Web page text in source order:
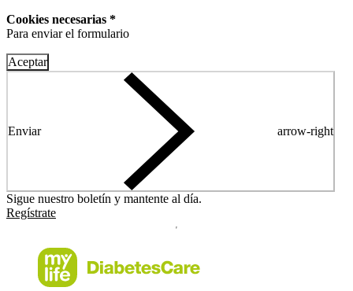
Cookies necesarias *
Para enviar el formulario
Aceptar
Enviar arrow-right
Sigue nuestro boletín y mantente al día.
Regístrate